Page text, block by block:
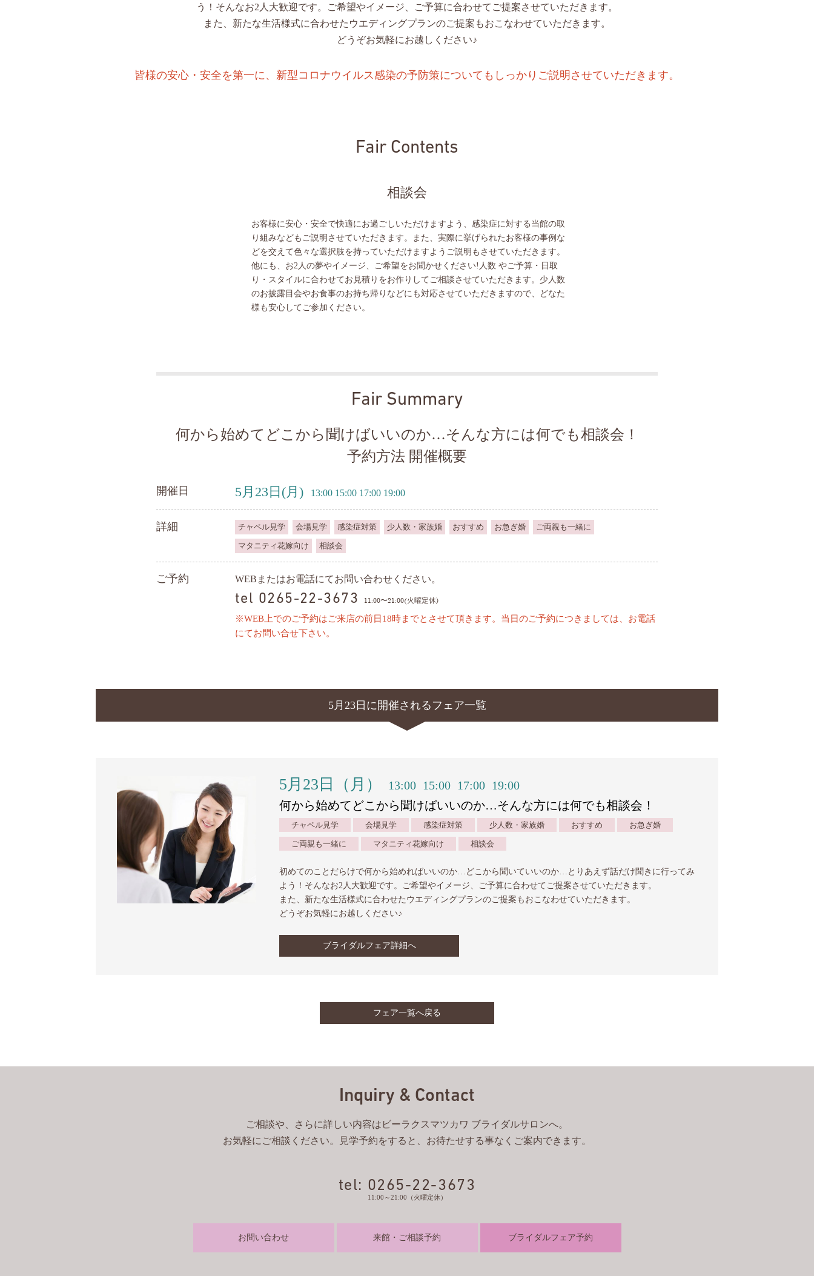
う！そんなお2人大歓迎です。ご希望やイメージ、ご予算に合わせてご提案させていただきます。
また、新たな生活様式に合わせたウエディングプランのご提案もおこなわせていただきます。
どうぞお気軽にお越しください♪
皆様の安心・安全を第一に、新型コロナウイルス感染の予防策についてもしっかりご説明させていただきます。
Fair Contents
相談会
お客様に安心・安全で快適にお過ごしいただけますよう、感染症に対する当館の取
り組みなどもご説明させていただきます。また、実際に挙げられたお客様の事例な
どを交えて色々な選択肢を持っていただけますようご説明もさせていただきます。
他にも、お2人の夢やイメージ、ご希望をお聞かせください!人数 やご予算・日取
り・スタイルに合わせてお見積りをお作りしてご相談させていただきます。少人数
のお披露目会やお食事のお持ち帰りなどにも対応させていただきますので、どなた
様も安心してご参加ください。
Fair Summary
何から始めてどこから聞けばいいのか…そんな方には何でも相談会！
予約方法 開催概要
開催日 5月23日 (月) 13:00 15:00 17:00 19:00
詳細 チャペル見学 会場見学 感染症対策 少人数・家族婚 おすすめ お急ぎ婚 ご両親も一緒に
マタニティ花嫁向け 相談会
ご予約 WEBまたはお電話にてお問い合わせください。
tel 0265-22-3673 11:00〜21:00(火曜定休)
※WEB上でのご予約はご来店の前日18時までとさせて頂きます。当日のご予約につきましては、お電話
にてお問い合せ下さい。
5月23日に開催されるフェア一覧
5月23日（月） 13:00 15:00 17:00 19:00
何から始めてどこから聞けばいいのか…そんな方には何でも相談会！
チャペル見学 会場見学 感染症対策 少人数・家族婚 おすすめ お急ぎ婚
ご両親も一緒に マタニティ花嫁向け 相談会
初めてのことだらけで何から始めればいいのか…どこから聞いていいのか…とりあえず話だけ聞きに行ってみ
よう！そんなお2人大歓迎です。ご希望やイメージ、ご予算に合わせてご提案させていただきます。
また、新たな生活様式に合わせたウエディングプランのご提案もおこなわせていただきます。
どうぞお気軽にお越しください♪
ブライダルフェア詳細へ
フェア一覧へ戻る
Inquiry & Contact
ご相談や、さらに詳しい内容はビーラクスマツカワ ブライダルサロンへ。
お気軽にご相談ください。見学予約をすると、お待たせする事なくご案内できます。
tel: 0265-22-3673
11:00～21:00（火曜定休）
お問い合わせ 来館・ご相談予約 ブライダルフェア予約